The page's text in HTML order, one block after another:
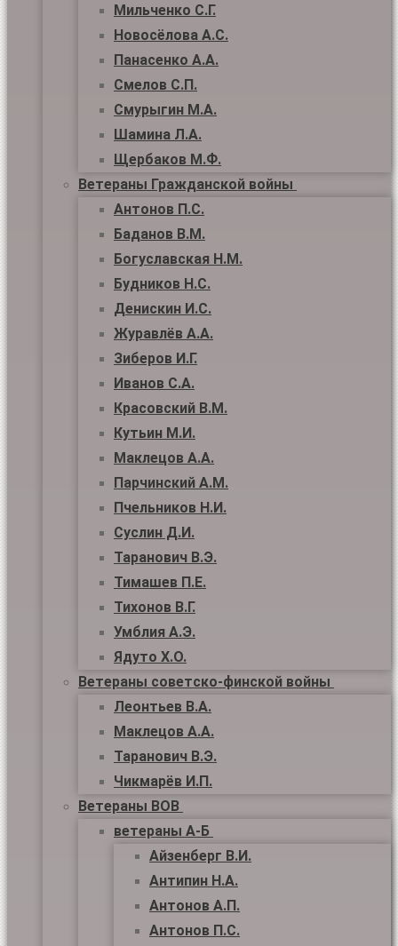
Мильченко С.Г.
Новосёлова А.С.
Панасенко А.А.
Смелов С.П.
Смурыгин М.А.
Шамина Л.А.
Щербаков М.Ф.
Ветераны Гражданской войны
Антонов П.С.
Баданов В.М.
Богуславская Н.М.
Будников Н.С.
Денискин И.С.
Журавлёв А.А.
Зиберов И.Г.
Иванов С.А.
Красовский В.М.
Кутьин М.И.
Маклецов А.А.
Парчинский А.М.
Пчельников Н.И.
Суслин Д.И.
Таранович В.Э.
Тимашев П.Е.
Тихонов В.Г.
Умблия А.Э.
Ядуто Х.О.
Ветераны советско-финской войны
Леонтьев В.А.
Маклецов А.А.
Таранович В.Э.
Чикмарёв И.П.
Ветераны ВОВ
ветераны А-Б
Айзенберг В.И.
Антипин Н.А.
Антонов А.П.
Антонов П.С.